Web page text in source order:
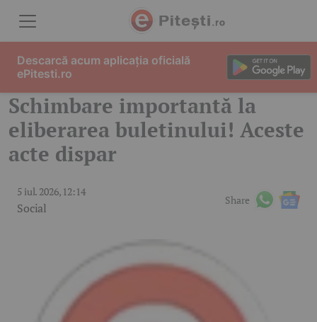
Schimbare importantă la
eliberarea buletinului! Aceste
acte dispar
5 iul. 2026, 12:14
Social
Share
Descarcă acum aplicația oficială
ePitesti.ro